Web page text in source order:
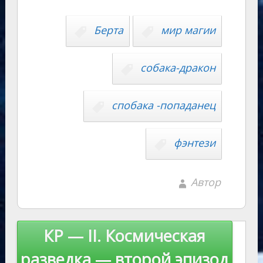
ki
n
al
Берта мир магии
собака-дракон
спобака -попаданец
фэнтези
Автор
Навигация
КР — II. Космическая